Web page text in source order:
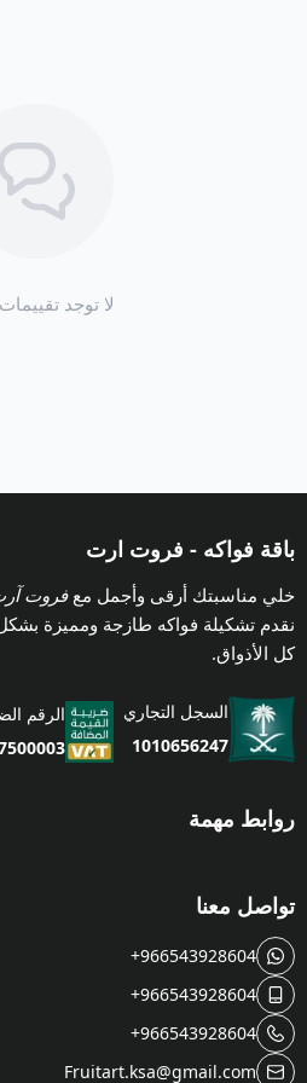
لا توجد
باقة فواكه - فروت ارت
خلي مناسبتك أرقى وأجمل معفروت
نقدم تشكيلة فواكه طازجة ومميزة
كل الأذواق.
السجل التجاري
1010656247
الرقم
روابط مهمة
تواصل معنا
+966543928604
+966543928604
+966543928604
Fruitart.ksa@gmail.com